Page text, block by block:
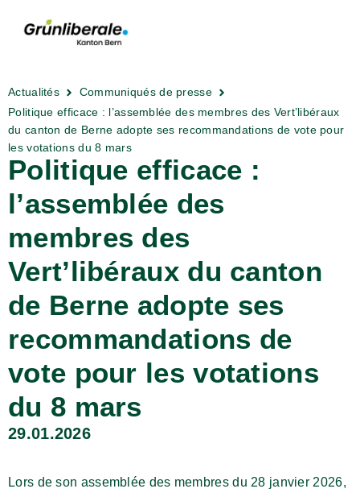
Actualités
Communiqués de presse
Politique efficace : l’assemblée des membres des Vert’libéraux
du canton de Berne adopte ses recommandations de vote pour
les votations du 8 mars
Politique efficace :
l’assemblée des
membres des
Vert’libéraux du canton
de Berne adopte ses
recommandations de
vote pour les votations
du 8 mars
29.01.2026
Lors de son assemblée des membres du 28 janvier 2026,